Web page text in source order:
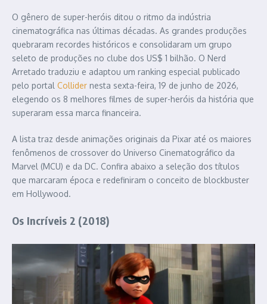
O gênero de super-heróis ditou o ritmo da indústria
cinematográfica nas últimas décadas. As grandes produções
quebraram recordes históricos e consolidaram um grupo
seleto de produções no clube dos US$ 1 bilhão. O Nerd
Arretado traduziu e adaptou um ranking especial publicado
pelo portal Collider nesta sexta-feira, 19 de junho de 2026,
elegendo os 8 melhores filmes de super-heróis da história que
superaram essa marca financeira.
A lista traz desde animações originais da Pixar até os maiores
fenômenos de crossover do Universo Cinematográfico da
Marvel (MCU) e da DC. Confira abaixo a seleção dos títulos
que marcaram época e redefiniram o conceito de blockbuster
em Hollywood.
Os Incríveis 2 (2018)